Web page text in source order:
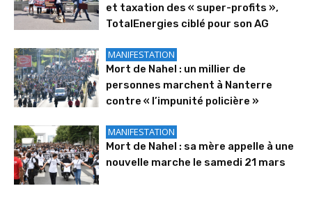
et taxation des « super-profits »,
TotalEnergies ciblé pour son AG
MANIFESTATION
Mort de Nahel : un millier de
personnes marchent à Nanterre
contre « l’impunité policière »
MANIFESTATION
Mort de Nahel : sa mère appelle à une
nouvelle marche le samedi 21 mars